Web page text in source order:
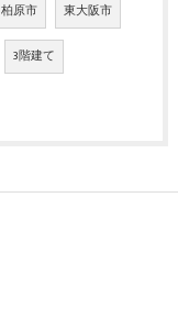
柏原市 東大阪市
3階建て